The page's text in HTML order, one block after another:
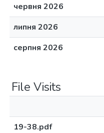
червня 2026
липня 2026
серпня 2026
File Visits
19-38.pdf